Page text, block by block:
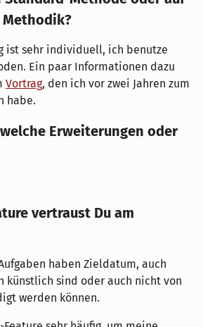
Methodik?
ist sehr individuell, ich benutze
Ein paar Informationen dazu
Vortrag, den ich vor zwei Jahren zum
habe.
Erweiterungen oder
vertraust Du am
haben Zieldatum, auch
künstlich sind oder auch nicht von
werden können.